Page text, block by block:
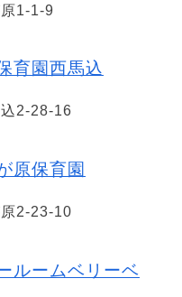
1-1-9
育園西馬込
2-28-16
原保育園
2-23-10
ルームベリーベ